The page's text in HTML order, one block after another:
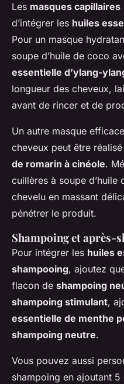
Les masques capillaires
d’intégrer les huiles
Pour un masque
soupe d’huile de coco
essentielle d’ylang-
longueur des cheveux,
avant de rincer et de
Un autre masque
cheveux peut être réalisé
de romarin à cinéole.
cuillères à soupe
chevelu en massant
pénétrer le produit.
Shampoing et après-
Pour intégrer les huiles
shampooing, ajoutez
flacon de shampoing
shampoing stimulant,
essentielle de menthe
shampoing neutre.
Vous pouvez aussi
shampoing en ajoutant 5